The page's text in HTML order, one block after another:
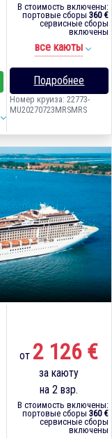
В стоимость включены:
портовые сборы 360 €
сервисные сборы
включены
все каюты
Подробнее
Номер круиза: 22773-
MU20270723MRSMRS
от 2 126 €
за каюту
на 2 взр.
В стоимость включены:
портовые сборы 360 €
сервисные сборы
включены